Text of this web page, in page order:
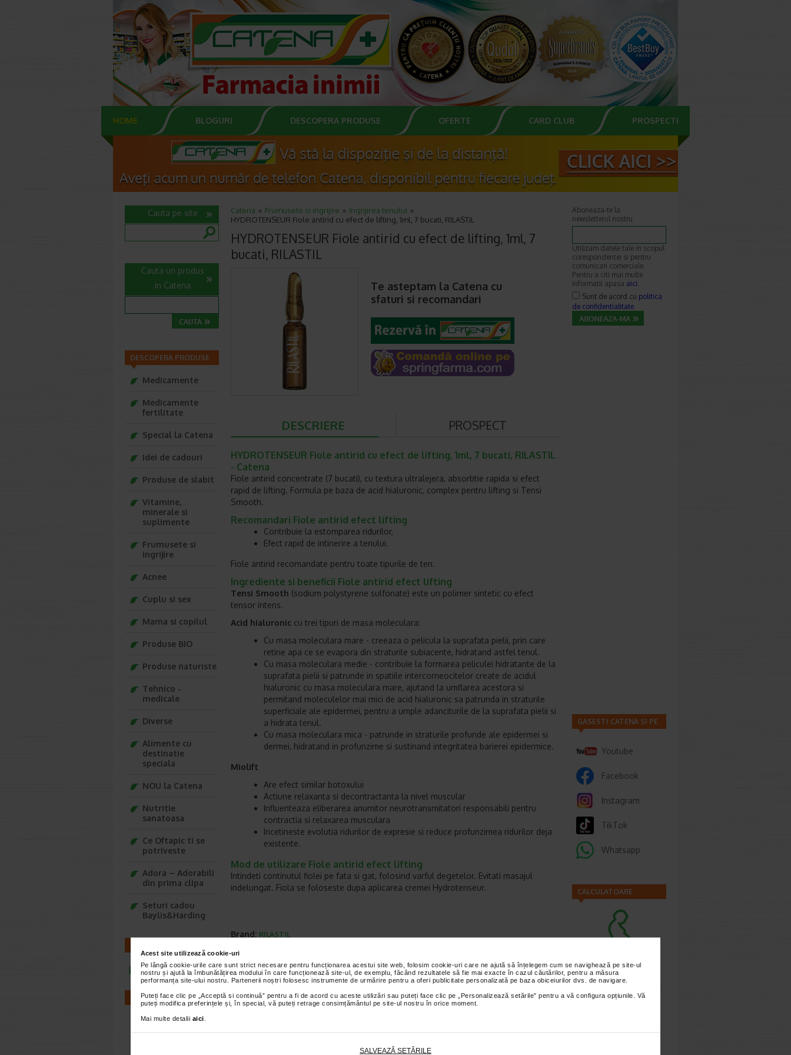
Acest site utilizează cookie-uri
Pe lângă cookie-urile care sunt strict necesare pentru funcționarea acestui site web, folosim cookie-uri care ne ajută să înțelegem cum se navighează pe site-ul
nostru și ajută la îmbunătățirea modului în care funcționează site-ul, de exemplu, făcând rezultatele să fie mai exacte în cazul căutărilor, pentru a măsura
performanța site-ului nostru. Partenerii noștri folosesc instrumente de urmărire pentru a oferi publicitate personalizată pe baza obiceiurilor dvs. de navigare.
Puteți face clic pe „Acceptă si continuă” pentru a fi de acord cu aceste utilizări sau puteți face clic pe „Personalizează setările” pentru a vă configura opțiunile. Vă
puteți modifica preferințele și, în special, vă puteți retrage consimțământul pe site-ul nostru în orice moment.
Mai multe detalii aici
SALVEAZĂ SETĂRILE
HOME BLOGURI DESCOPERA PRODUSE OFERTE CARD CLUB PROSPECTE
Catena Frumusete si ingrijire
Ingrijirea tenului
HYDROTENSEUR Fiole antirid cu efect de lifting, 1ml, 7 bucati, RILASTIL
HYDROTENSEUR Fiole antirid cu efect de lifting, 1ml, 7
bucati, RILASTIL
Te asteptam la Catena cu
sfaturi si recomandari
DESCRIERE PROSPECT
HYDROTENSEUR Fiole antirid cu efect de lifting, 1ml, 7 bucati, RILASTIL
- Catena
Fiole antirid concentrate (7 bucati), cu textura ultralejera, absorbtie rapida si efect
rapid de lifting. Formula pe baza de acid hialuronic, complex pentru lifting si Tensi
Smooth.
Recomandari Fiole antirid efect lifting
Contribuie la estomparea ridurilor,
Efect rapid de intinerire a tenului.
Fiole antirid recomandate pentru toate tipurile de ten.
Ingrediente si beneficii Fiole antirid efect lifting
Tensi Smooth (sodium polystyrene sulfonate) este un polimer sintetic cu efect
tensor intens.
Acid hialuronic cu trei tipuri de masa moleculara:
Cu masa moleculara mare - creeaza o pelicula la suprafata pielii, prin care
retine apa ce se evapora din straturile subiacente, hidratand astfel tenul.
Cu masa moleculara medie - contribuie la formarea peliculei hidratante de la
suprafata pielii si patrunde in spatiile intercorneocitelor create de acidul
hialuronic cu masa moleculara mare, ajutand la umflarea acestora si
permitand moleculelor mai mici de acid hialuronic sa patrunda in straturile
superficiale ale epidermei, pentru a umple adanciturile de la suprafata pielii si
a hidrata tenul.
Cu masa moleculara mica - patrunde in straturile profunde ale epidermei si
dermei, hidratand in profunzime si sustinand integritatea barierei epidermice.
Miolift
Are efect similar botoxului
Actiune relaxanta si decontractanta la nivel muscular
Influenteaza eliberarea anumitor neurotransmitatori responsabili pentru
contractia si relaxarea musculara
Incetineste evolutia ridurilor de expresie si reduce profunzimea ridurilor deja
existente.
Mod de utilizare Fiole antirid efect lifting
Intindeti continutul fiolei pe fata si gat, folosind varful degetelor. Evitati masajul
indelungat. Fiola se foloseste dupa aplicarea cremei Hydrotenseur.
Brand: RILASTIL
*Pentru pret te asteptam in cea mai apropiata farmacie Catena
VEZI PRODUSE DIN ACEEASI CATEGORIE
-40% Preț întreg:
55.80 Lei
-14% Preț întreg: 110.10 Lei
-30% Preț întreg:
Cauta pe site
Cauta un produs
in Catena
DESCOPERA PRODUSE
Medicamente
Medicamente
fertilitate
Special la Catena
Idei de cadouri
Produse de slabit
Vitamine,
minerale si
suplimente
Frumusete si
ingrijire
Acnee
Cuplu si sex
Mama si copilul
Produse BIO
Produse naturiste
Tehnico -
medicale
Diverse
Alimente cu
destinatie
speciala
NOU la Catena
Nutritie
sanatoasa
Ce Oftapic ti se
potriveste
Adora – Adorabili
din prima clipa
Seturi cadou
Baylis&Harding
infoline@catena.ro
FARMACII
Aboneaza-te la
newsletterul nostru
Utilizam datele tale in scopul
corespondentei si pentru
comunicari comerciale.
Pentru a citi mai multe
informatii apasa aici.
Sunt de acord cu politica
de confidentialitate
GASESTI CATENA SI PE
Youtube
Facebook
Instagram
TikTok
Whatsapp
CALCULATOARE
Calculator
sarcina